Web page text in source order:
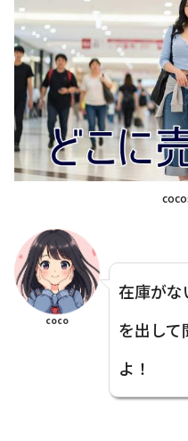
coco
在庫がな
を出して
よ！